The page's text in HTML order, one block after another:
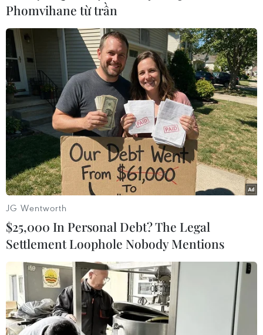
Hải quân Ukraine ngăn chặn chiến hạm
Nga theo dõi tập trận
10/09/2015 03:54
Ukraine đã điều các chiến hạm dự phòng và máy bay
xuất kích để ngăn chặn các chiến hạm Nga theo dõi
cuộc tập trận chung ở Biển Đen.
Phomvihane từ trần
JG Wentworth
$25,000 In Personal Debt? The Legal
Settlement Loophole Nobody Mentions